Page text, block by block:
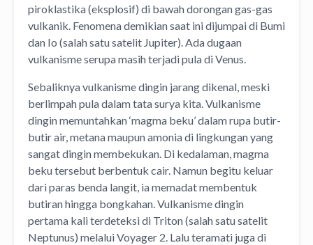
piroklastika (eksplosif) di bawah dorongan gas-gas
vulkanik. Fenomena demikian saat ini dijumpai di Bumi
dan Io (salah satu satelit Jupiter). Ada dugaan
vulkanisme serupa masih terjadi pula di Venus.
Sebaliknya vulkanisme dingin jarang dikenal, meski
berlimpah pula dalam tata surya kita. Vulkanisme
dingin memuntahkan ‘magma beku’ dalam rupa butir-
butir air, metana maupun amonia di lingkungan yang
sangat dingin membekukan. Di kedalaman, magma
beku tersebut berbentuk cair. Namun begitu keluar
dari paras benda langit, ia memadat membentuk
butiran hingga bongkahan. Vulkanisme dingin
pertama kali terdeteksi di Triton (salah satu satelit
Neptunus) melalui Voyager 2. Lalu teramati juga di